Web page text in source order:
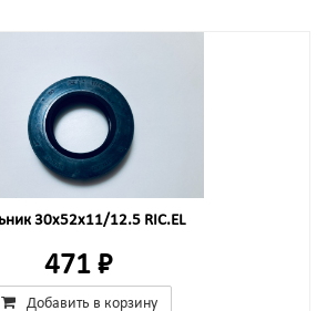
30x52x11/12.5 RIC.EL
471 ₽
Добавить в корзину